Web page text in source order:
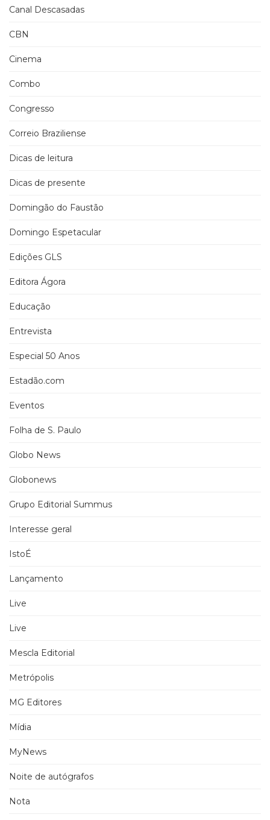
Canal Descasadas
CBN
Cinema
Combo
Congresso
Correio Braziliense
Dicas de leitura
Dicas de presente
Domingão do Faustão
Domingo Espetacular
Edições GLS
Editora Ágora
Educação
Entrevista
Especial 50 Anos
Estadão.com
Eventos
Folha de S. Paulo
Globo News
Globonews
Grupo Editorial Summus
Interesse geral
IstoÉ
Lançamento
Live
Live
Mescla Editorial
Metrópolis
MG Editores
Mídia
MyNews
Noite de autógrafos
Nota